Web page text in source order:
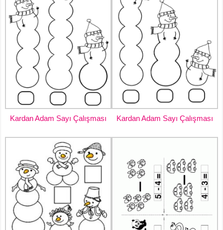
Kardan Adam Sayı Çalışması Kardan Adam Sayı Çalışması